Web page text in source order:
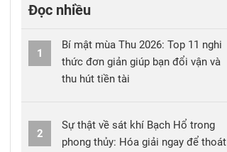
Đọc nhiều
1
Bí mật mùa Thu 2026: Top 11 nghi
thức đơn giản giúp bạn đổi vận và
thu hút tiền tài
2
Sự thật về sát khí Bạch Hổ trong
phong thủy: Hóa giải ngay để thoát